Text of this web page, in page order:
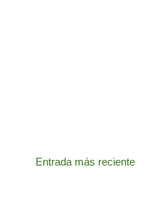
Entrada más reciente